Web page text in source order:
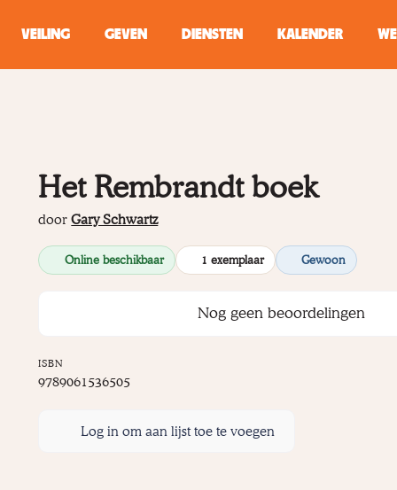
VEILING GEVEN DIENSTEN KALENDER
Typ minstens 2
Het Rembrandt boek
doorGary Schwartz
Online beschikbaar 1 exemplaar Gewoon
Nog geen beoordelingen
ISBN
9789061536505
Log in om aan lijst toe te voegen